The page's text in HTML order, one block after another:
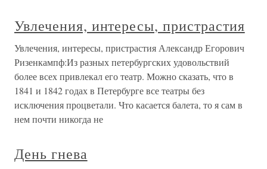
Увлечения, интересы, пристрастия
Увлечения, интересы, пристрастия Александр Егорович
Ризенкампф:Из разных петербургских удовольствий
более всех привлекал его театр. Можно сказать, что в
1841 и 1842 годах в Петербурге все театры без
исключения процветали. Что касается балета, то я сам в
нем почти никогда не
День гнева